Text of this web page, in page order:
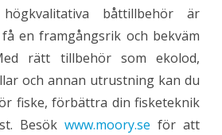
c
r
d
m
d
l
båttillbehör är
en framgångsrik och bekväm
rätt tillbehör som ekolod,
och annan utrustning kan du
fiske, förbättra din fisketeknik
Besök www.moory.se för att